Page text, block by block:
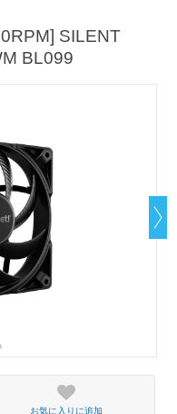
SILENT
BL099
お気に入りに追加